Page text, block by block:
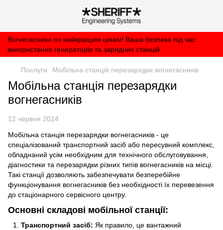
Вогнегасники по найкращим цінам! Ваша безпека під час
використання генераторів та зарядних станцій
Послуги Мобільна станція перезарядки вогнегасників
Мобільна станція перезарядки
вогнегасників
12 червня 2024
Мобільна станція перезарядки вогнегасників - це
спеціалізований транспортний засіб або пересувний комплекс,
обладнаний усім необхідним для технічного обслуговування,
діагностики та перезарядки різних типів вогнегасників на місці.
Такі станції дозволяють забезпечувати безперебійне
функціонування вогнегасників без необхідності їх перевезення
до стаціонарного сервісного центру.
Основні складові мобільної станції:
Транспортний засіб: Як правило, це вантажний